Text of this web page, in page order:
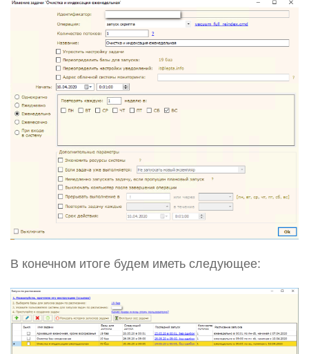
В конечном итоге будем иметь следующее: